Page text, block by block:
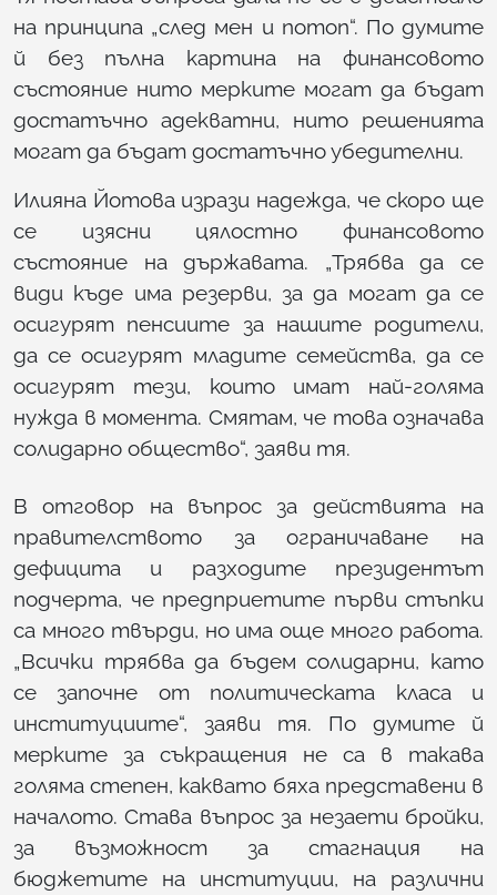
на принципа „след мен и потоп“. По думите
й без пълна картина на финансовото
състояние нито мерките могат да бъдат
достатъчно адекватни, нито решенията
могат да бъдат достатъчно убедителни.
Илияна Йотова изрази надежда, че скоро ще
се изясни цялостно финансовото
състояние на държавата. „Трябва да се
види къде има резерви, за да могат да се
осигурят пенсиите за нашите родители,
да се осигурят младите семейства, да се
осигурят тези, които имат най-голяма
нужда в момента. Смятам, че това означава
солидарно общество“, заяви тя.
В отговор на въпрос за действията на
правителството за ограничаване на
дефицита и разходите президентът
подчерта, че предприетите първи стъпки
са много твърди, но има още много работа.
„Всички трябва да бъдем солидарни, като
се започне от политическата класа и
институциите“, заяви тя. По думите й
мерките за съкращения не са в такава
голяма степен, каквато бяха представени в
началото. Става въпрос за незаети бройки,
за възможност за стагнация на
бюджетите на институции, на различни